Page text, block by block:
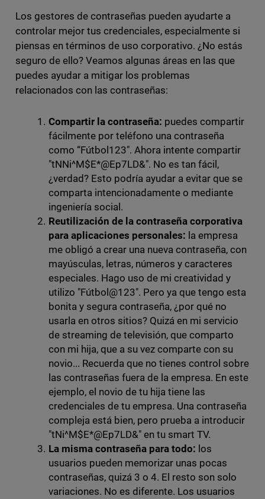
Los gestores de contraseñas pueden ayudarte a
controlar mejor tus credenciales, especialmente si
piensas en términos de uso corporativo. ¿No estás
seguro de ello? Veamos algunas áreas en las que
puedes ayudar a mitigar los problemas
relacionados con las contraseñas:
Compartir la contraseña: puedes compartir
fácilmente por teléfono una contraseña
como “Fútbol123". Ahora intente compartir
"tNNi^M$E*@Ep7LD&". No es tan fácil,
¿verdad? Esto podría ayudar a evitar que se
comparta intencionadamente o mediante
ingeniería social.
Reutilización de la contraseña corporativa
para aplicaciones personales: la empresa
me obligó a crear una nueva contraseña, con
mayúsculas, letras, números y caracteres
especiales. Hago uso de mi creatividad y
utilizo "Fútbol@123". Pero ya que tengo esta
bonita y segura contraseña, ¿por qué no
usarla en otros sitios? Quizá en mi servicio
de streaming de televisión, que comparto
con mi hija, que a su vez comparte con su
novio... Recuerda que no tienes control sobre
las contraseñas fuera de la empresa. En este
ejemplo, el novio de tu hija tiene las
credenciales de tu empresa. Una contraseña
compleja está bien, pero prueba a introducir
"tNi^M$E*@Ep7LD&" en tu smart TV.
La misma contraseña para todo: los
usuarios pueden memorizar unas pocas
contraseñas, quizá 3 o 4. El resto son solo
variaciones. No es diferente. Los usuarios